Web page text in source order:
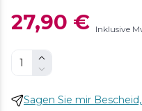
27,90 € Inklusive
Sagen Sie mir